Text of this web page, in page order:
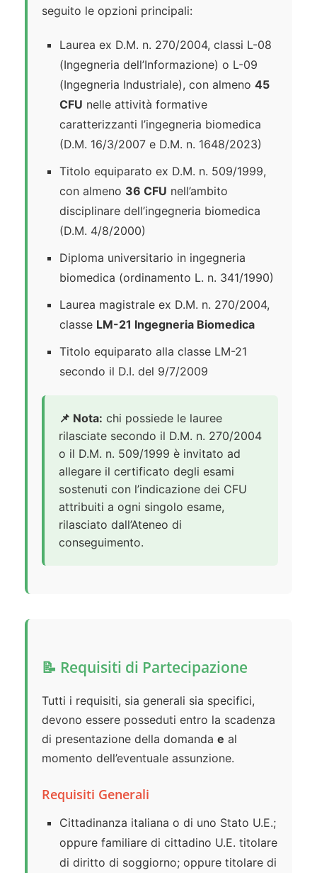
seguito le opzioni principali:
Laurea ex D.M. n. 270/2004, classi L-08
(Ingegneria dell’Informazione) o L-09
(Ingegneria Industriale), con almeno 45
CFU nelle attività formative
caratterizzanti l’ingegneria biomedica
(D.M. 16/3/2007 e D.M. n. 1648/2023)
Titolo equiparato ex D.M. n. 509/1999,
con almeno 36 CFU nell’ambito
disciplinare dell’ingegneria biomedica
(D.M. 4/8/2000)
Diploma universitario in ingegneria
biomedica (ordinamento L. n. 341/1990)
Laurea magistrale ex D.M. n. 270/2004,
classe LM-21 Ingegneria Biomedica
Titolo equiparato alla classe LM-21
secondo il D.I. del 9/7/2009
📌 Nota: chi possiede le lauree
rilasciate secondo il D.M. n. 270/2004
o il D.M. n. 509/1999 è invitato ad
allegare il certificato degli esami
sostenuti con l’indicazione dei CFU
attribuiti a ogni singolo esame,
rilasciato dall’Ateneo di
conseguimento.
📝 Requisiti di Partecipazione
Tutti i requisiti, sia generali sia specifici,
devono essere posseduti entro la scadenza
di presentazione della domanda e al
momento dell’eventuale assunzione.
Requisiti Generali
Cittadinanza italiana o di uno Stato U.E.;
oppure familiare di cittadino U.E. titolare
di diritto di soggiorno; oppure titolare di